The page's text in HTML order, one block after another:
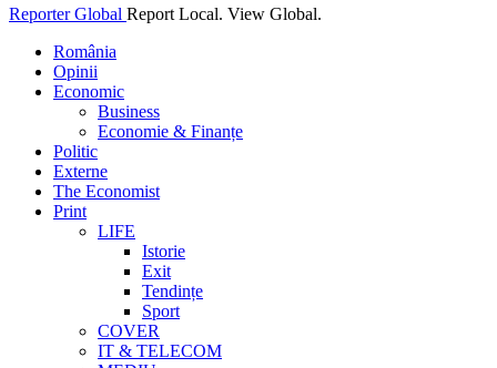
Reporter Global Report Local. View Global.
România
Opinii
Economic
Business
Economie & Finanțe
Politic
Externe
The Economist
Print
LIFE
Istorie
Exit
Tendințe
Sport
COVER
IT & TELECOM